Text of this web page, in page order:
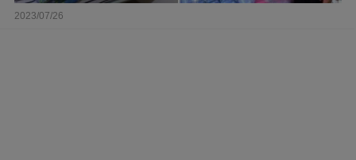
2023/07/26